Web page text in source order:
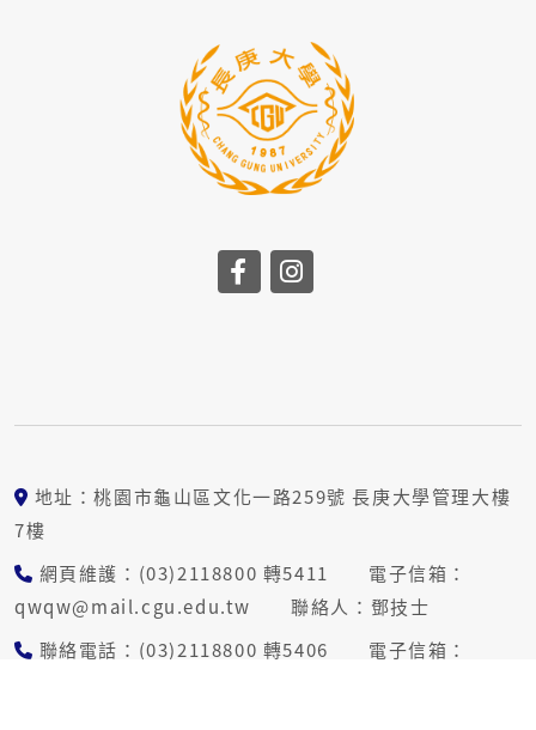
地址：桃園市龜山區文化一路259號 長庚大學管理大樓
7樓
網頁維護：(03)2118800 轉5411 電子信箱：
qwqw@mail.cgu.edu.tw 聯絡人：鄧技士
聯絡電話：(03)2118800 轉5406 電子信箱：